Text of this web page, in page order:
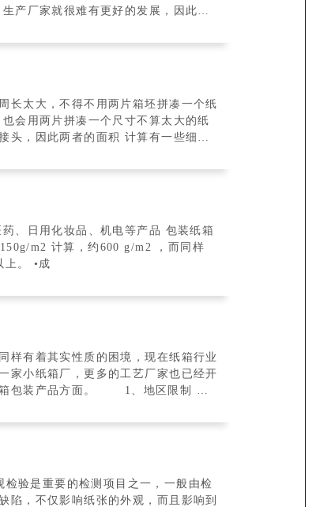
产厂家就很难有更好的发展，因此生
长太大，不得不用两片箱坯拼凑一个纸
会用两片拼凑一个尺寸不算太大的纸
头，因此两者的面积 计算有一些细微
、日用化妆品、机电等产品 包装纸箱
m2 计算，约600 g/m2 ，而同样
上。 •成
样有着其实性质的困境，现在纸箱行业
家小纸箱厂，更多的工艺厂家也已经开
面。 1、地区限制 地
陷，不仅影响纸张的外观，而且影响到